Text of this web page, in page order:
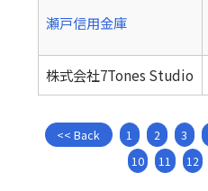
瀬戸信用金庫
株式会社7Tones Studio
<< Back 1 2 3
10
11 12